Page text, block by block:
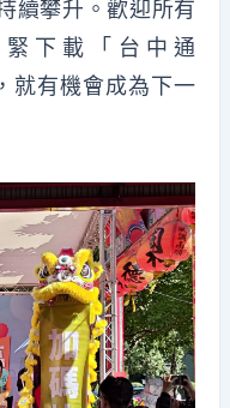
續攀升。歡迎所有
下載「台中通
就有機會成為下一